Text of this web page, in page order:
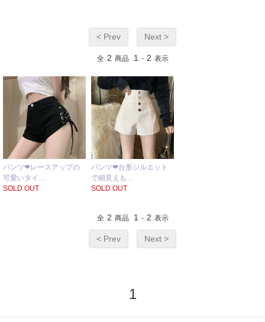
< Prev Next >
全 2 商品 1 - 2 表示
パンツ❤レースアップの
可愛いタイ…
SOLD OUT
パンツ❤台形シルエット
で細見えも…
SOLD OUT
全 2 商品 1 - 2 表示
< Prev Next >
1